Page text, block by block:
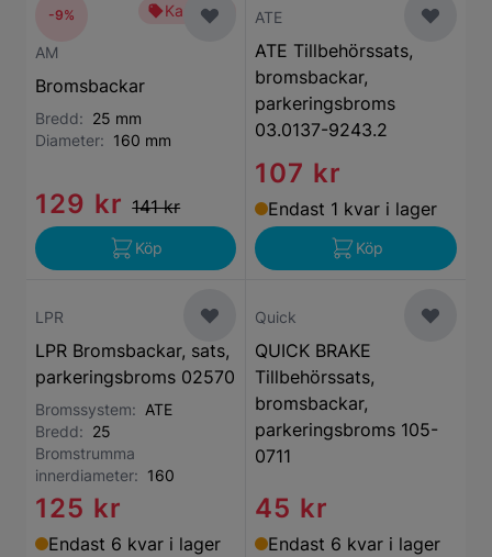
Kampanj
AM
Bromsbackar
Bredd: 25 mm
Diameter: 160 mm
129 kr 141 kr
-9%
Köp
ATE
ATE Tillbehörssats,
bromsbackar,
parkeringsbroms
03.0137-9243.2
107 kr
Endast 1 kvar i lager
Köp
LPR
LPR Bromsbackar, sats,
parkeringsbroms 02570
Bromssystem: ATE
Bredd: 25
Bromstrumma
innerdiameter: 160
125 kr
Endast 6 kvar i lager
Quick
QUICK BRAKE
Tillbehörssats,
bromsbackar,
parkeringsbroms 105-
0711
45 kr
Endast 6 kvar i lager